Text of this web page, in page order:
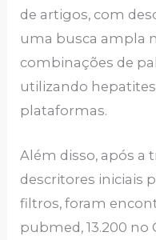
de artigos, com
uma busca ampla
combinações de
utilizando
plataformas.
Além disso, após a
descritores iniciais
filtros, foram
pubmed, 13.200 no